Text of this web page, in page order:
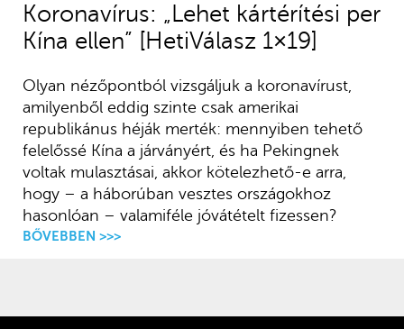
Koronavírus: „Lehet kártérítési per
Kína ellen” [HetiVálasz 1×19]
Olyan nézőpontból vizsgáljuk a koronavírust,
amilyenből eddig szinte csak amerikai
republikánus héják merték: mennyiben tehető
felelőssé Kína a járványért, és ha Pekingnek
voltak mulasztásai, akkor kötelezhető-e arra,
hogy – a háborúban vesztes országokhoz
hasonlóan – valamiféle jóvátételt fizessen?
BŐVEBBEN >>>